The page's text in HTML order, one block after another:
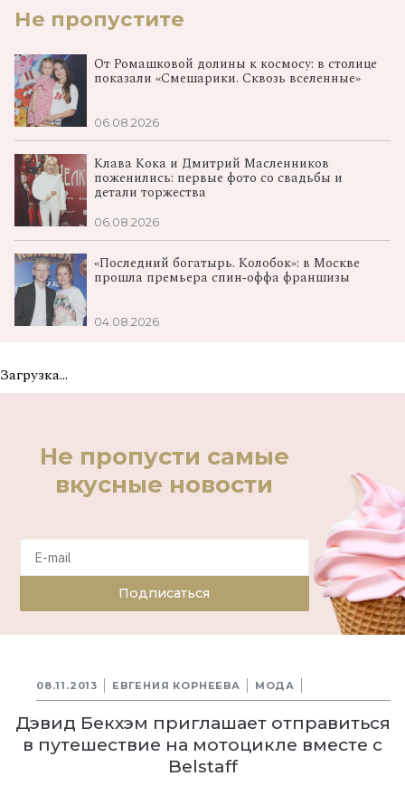
Не пропустите
От Ромашковой долины к космосу: в столице
показали «Смешарики. Сквозь вселенные»
06.08.2026
Клава Кока и Дмитрий Масленников
поженились: первые фото со свадьбы и
детали торжества
06.08.2026
«Последний богатырь. Колобок»: в Москве
прошла премьера спин‑оффа франшизы
04.08.2026
Загрузка...
Не пропусти самые
вкусные новости
Подписаться
08.11.2013 ЕВГЕНИЯ КОРНЕЕВА МОДА
Дэвид Бекхэм приглашает отправиться
в путешествие на мотоцикле вместе с
Belstaff